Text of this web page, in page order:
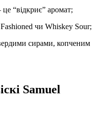
“відкриє” аромат;
чи Whiskey Sour;
сирами, копченим
Samuel